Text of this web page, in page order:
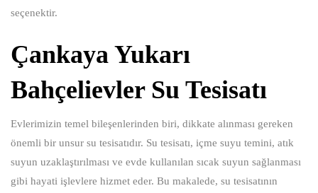
seçenektir.
Çankaya Yukarı
Bahçelievler Su Tesisatı
Evlerimizin temel bileşenlerinden biri, dikkate alınması gereken
önemli bir unsur su tesisatıdır. Su tesisatı, içme suyu temini, atık
suyun uzaklaştırılması ve evde kullanılan sıcak suyun sağlanması
gibi hayati işlevlere hizmet eder. Bu makalede, su tesisatının